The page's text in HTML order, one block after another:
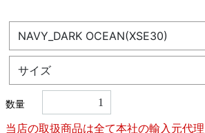
数量
当店の取扱商品は全て本社の輸入元代